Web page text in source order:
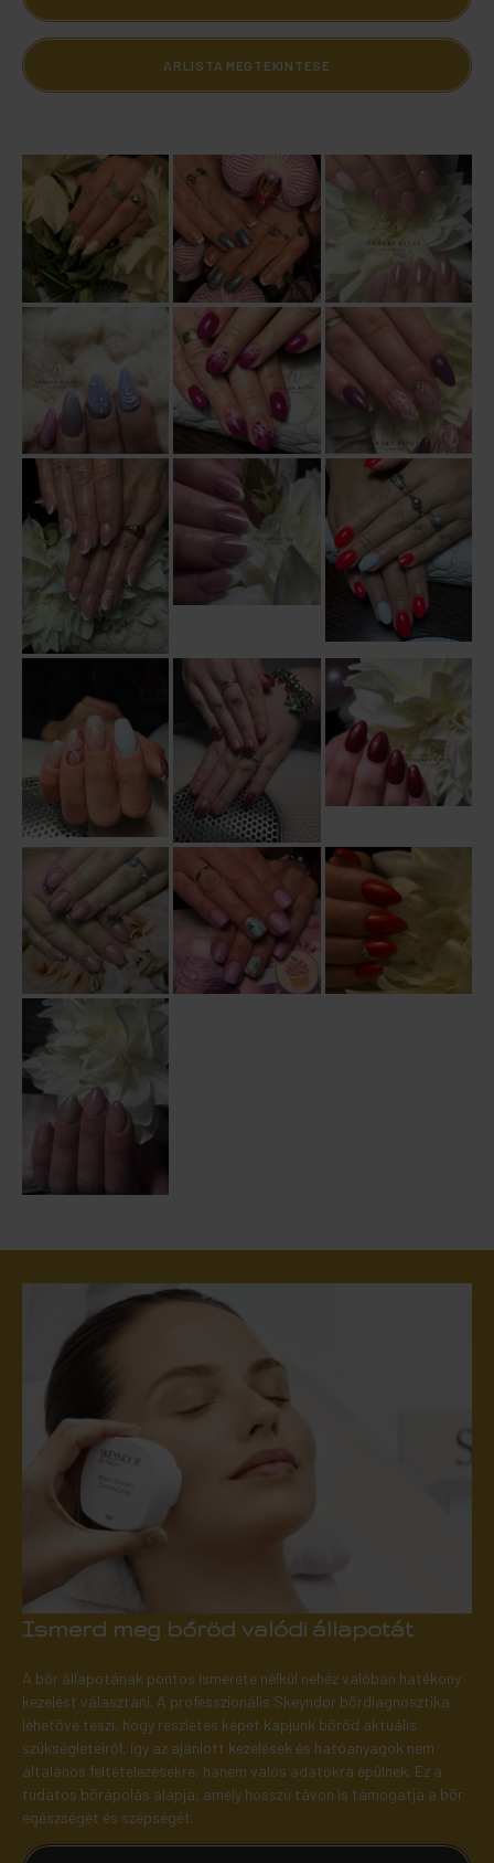
ÁRLISTA MEGTEKINTÉSE
Ismerd meg bőröd valódi állapotát
A bőr állapotának pontos ismerete nélkül nehéz valóban hatékony
kezelést választani. A professzionális Skeyndor bőrdiagnosztika
lehetővé teszi, hogy részletes képet kapjunk bőröd aktuális
szükségleteiről, így az ajánlott kezelések és hatóanyagok nem
általános feltételezésekre, hanem valós adatokra épülnek. Ez a
tudatos bőrápolás alapja, amely hosszú távon is támogatja a bőr
egészségét és szépségét.